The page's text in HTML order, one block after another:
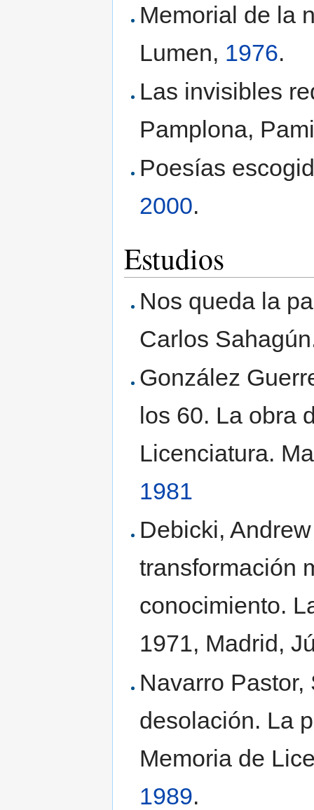
Memorial de la
Lumen, 1976.
Las invisibles
Pamplona,
Poesías
2000.
Estudios
Nos queda la
Carlos
González
los 60. La obra
Licenciatura.
1981
Debicki,
transformación
conocimiento.
1971, Madrid,
Navarro
desolación. La
Memoria de
1989.